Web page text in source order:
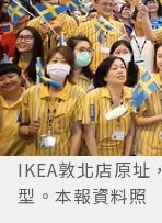
IKEA敦北店原址
型。本報資料照